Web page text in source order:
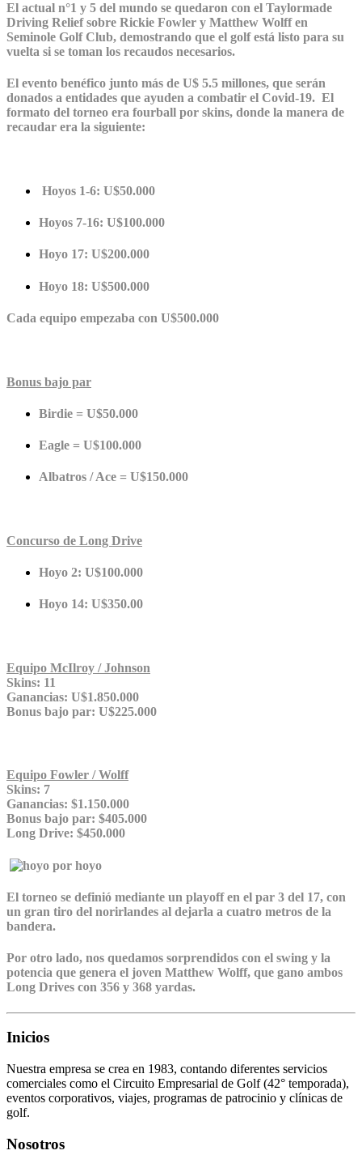
El actual n°1 y 5 del mundo se quedaron con el Taylormade
Driving Relief sobre Rickie Fowler y Matthew Wolff en
Seminole Golf Club, demostrando que el golf está listo para su
vuelta si se toman los recaudos necesarios.
El evento benéfico junto más de U$ 5.5 millones, que serán
donados a entidades que ayuden a combatir el Covid-19. El
formato del torneo era fourball por skins, donde la manera de
recaudar era la siguiente:
Hoyos 1-6: U$50.000
Hoyos 7-16: U$100.000
Hoyo 17: U$200.000
Hoyo 18: U$500.000
Cada equipo empezaba con U$500.000
Bonus bajo par
Birdie = U$50.000
Eagle = U$100.000
Albatros / Ace = U$150.000
Concurso de Long Drive
Hoyo 2: U$100.000
Hoyo 14: U$350.00
Equipo McIlroy / Johnson
Skins: 11
Ganancias: U$1.850.000
Bonus bajo par: U$225.000
Equipo Fowler / Wolff
Skins: 7
Ganancias: $1.150.000
Bonus bajo par: $405.000
Long Drive: $450.000
El torneo se definió mediante un playoff en el par 3 del 17, con
un gran tiro del norirlandes al dejarla a cuatro metros de la
bandera.
Por otro lado, nos quedamos sorprendidos con el swing y la
potencia que genera el joven Matthew Wolff, que gano ambos
Long Drives con 356 y 368 yardas.
Inicios
Nuestra empresa se crea en 1983, contando diferentes servicios
comerciales como el Circuito Empresarial de Golf (42° temporada),
eventos corporativos, viajes, programas de patrocinio y clínicas de
golf.
Nosotros